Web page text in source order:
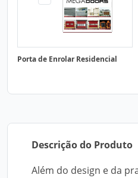
Porta de Enrolar Residencial
Descrição do Produto
Além do design e da